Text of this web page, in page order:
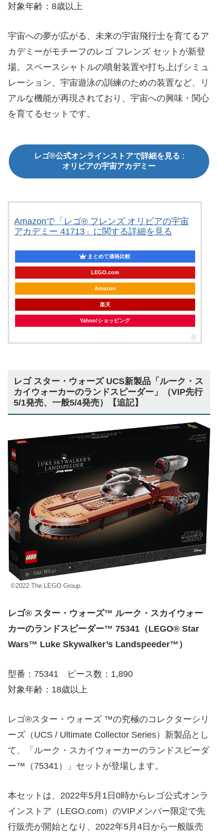
対象年齢：8歳以上
宇宙への夢が広がる、未来の宇宙飛行士を育てるア
カデミーがモチーフのレゴ フレンズ セットが新登
場。スペースシャトルの噴射装置や打ち上げシミュ
レーション、宇宙遊泳の訓練のための装置など、リ
アルな機能が再現されており、宇宙への興味・関心
を育てるセットです。
レゴ®公式オンラインストアで詳細を見る :
オリビアの宇宙アカデミー
Amazonで「レゴ® フレンズ オリビアの宇宙
アカデミー 41713」に関する詳細を見る
まとめて価格比較
LEGO.com
Amazon
楽天
Yahoo!ショッピング
レゴ スター・ウォーズ UCS新製品「ルーク・ス
カイウォーカーのランドスピーダー」（VIP先行
5/1発売、一般5/4発売）【追記】
©2022 The LEGO Group.
レゴ® スター・ウォーズ™ ルーク・スカイウォー
カーのランドスピーダー™ 75341（LEGO® Star
Wars™ Luke Skywalker’s Landspeeder™）
型番：75341 ピース数：1,890
対象年齢：18歳以上
レゴ®スター・ウォーズ ™の究極のコレクターシリ
ーズ（UCS / Ultimate Collector Series）新製品とし
て、「ルーク・スカイウォーカーのランドスピーダ
ー™（75341）」セットが登場します。
本セットは、2022年5月1日0時からレゴ公式オンラ
インストア（LEGO.com）のVIPメンバー限定で先
行販売が開始となり、2022年5月4日から一般販売